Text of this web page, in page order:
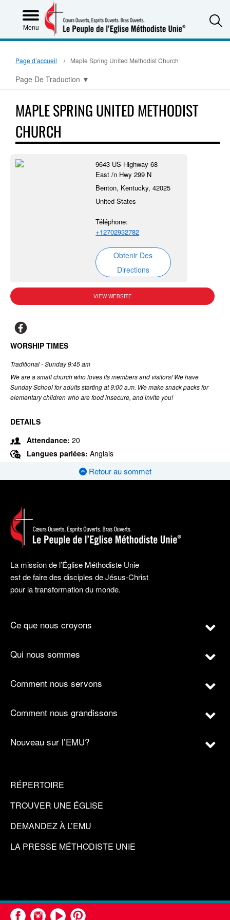
Menu
Page d’accueil Maple Spring United Methodist Church
Page De Traduction ▼
MAPLE SPRING UNITED METHODIST
CHURCH
9643 US Highway 68
East /n Hwy 299 N
Benton, Kentucky, 42025
United States
Téléphone:
+12702932782
Obtenir Des
Directions
VIEW WEBSITE
WORSHIP TIMES
Traditional - Sunday 9:45 am
We are a small church who loves its members and visitors! We have
Sunday School for adults starting at 9:00 a.m. We make snack packs for
elementary children who are food insecure, and invite you!
DETAILS
Attendance: 20
Langues parlées: Anglais
Retour au sommet
La mission de l’Église Méthodiste Unie
est de faire des disciples de Jésus-Christ
pour la transformation du monde.
Ce que nous croyons
Qui nous sommes
Comment nous servons
Comment nous grandissons
Nouveau sur l’EMU?
RÉPERTOIRE
TROUVER UNE ÉGLISE
DEMANDEZ À L’EMU
LA PRESSE MÉTHODISTE UNIE